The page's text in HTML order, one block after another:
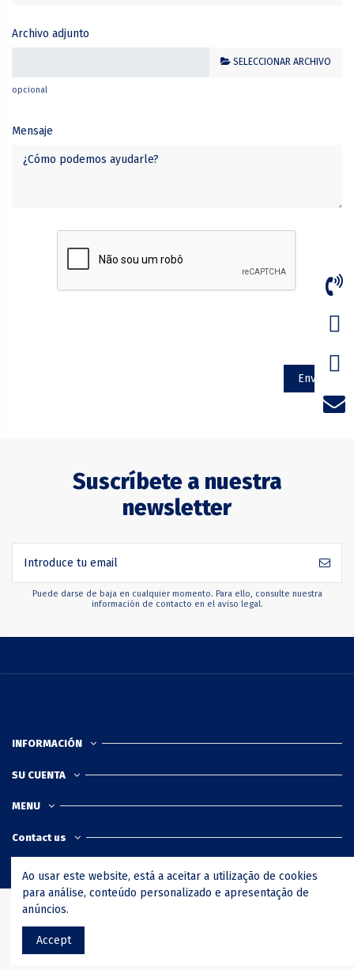
Archivo adjunto
SELECCIONAR ARCHIVO
opcional
Mensaje
Suscríbete a nuestra
newsletter
Puede darse de baja en cualquier momento. Para ello, consulte nuestra
información de contacto en el aviso legal.
INFORMACIÓN
SU CUENTA
MENU
Contact us
Casa Azul © 2020. Todos os direitos reservados.
Ao usar este website, está a aceitar a utilização de cookies
para análise, conteúdo personalizado e apresentação de
anúncios.
Accept